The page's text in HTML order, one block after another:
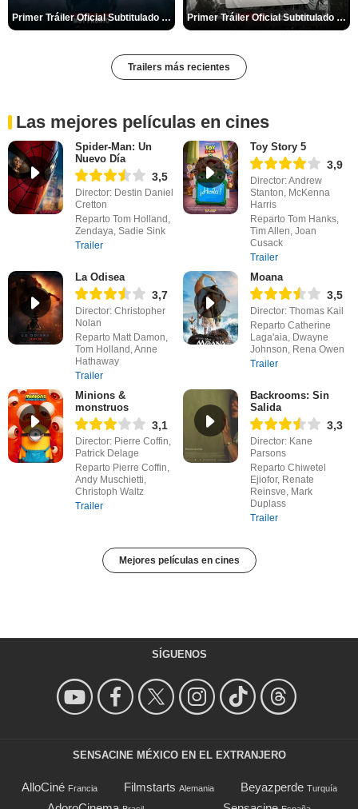
Primer Tráiler Oficial Subtitulado de 'La Noche Del Demonio: Están Entre Nosotros' Primer Tráiler Oficial Subtitulado de 'Una última aventura: Detrás de cámaras de Stranger Things 5'
Trailers más recientes
Las mejores películas en cines
Spider-Man: Un
Nuevo Día
3,5
Director: Destin Daniel
Cretton
Reparto Tom Holland,
Zendaya, Sadie Sink
Trailer
Toy Story 5
3,9
Director: Andrew
Stanton, McKenna
Harris
Reparto Tom Hanks,
Tim Allen, Joan
Cusack
Trailer
La Odisea
3,7
Director: Christopher
Nolan
Reparto Matt Damon,
Tom Holland, Anne
Hathaway
Trailer
Moana
3,5
Director: Thomas Kail
Reparto Catherine
Laga'aia, Dwayne
Johnson, Rena Owen
Trailer
Minions &
monstruos
3,1
Director: Pierre Coffin,
Patrick Delage
Reparto Pierre Coffin,
Andy Muschietti,
Christoph Waltz
Trailer
Backrooms: Sin
Salida
3,3
Director: Kane
Parsons
Reparto Chiwetel
Ejiofor, Renate
Reinsve, Mark
Duplass
Trailer
Mejores películas en cines
SÍGUENOS
SENSACINE MÉXICO EN EL EXTRANJERO
AlloCiné Francia Filmstarts Alemania Beyazperde Turquía